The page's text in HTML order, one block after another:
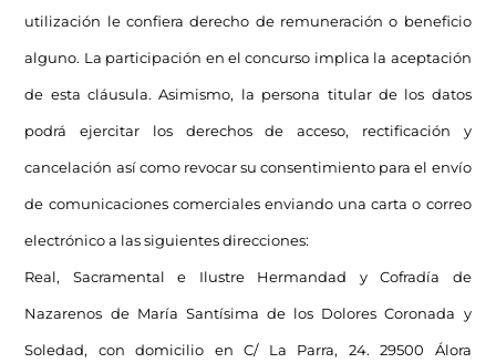
utilización le confiera derecho de remuneración o beneficio
alguno. La participación en el concurso implica la aceptación
de esta cláusula. Asimismo, la persona titular de los datos
podrá ejercitar los derechos de acceso, rectificación y
cancelación así como revocar su consentimiento para el envío
de comunicaciones comerciales enviando una carta o correo
electrónico a las siguientes direcciones:
Real, Sacramental e Ilustre Hermandad y Cofradía de
Nazarenos de María Santísima de los Dolores Coronada y
Soledad, con domicilio en C/ La Parra, 24. 29500 Álora